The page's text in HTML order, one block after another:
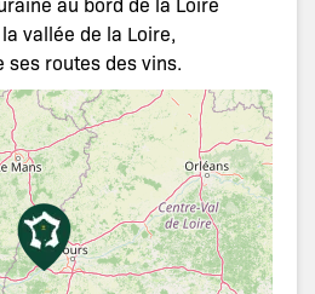
vallée de la Loire,
ses routes des vins.